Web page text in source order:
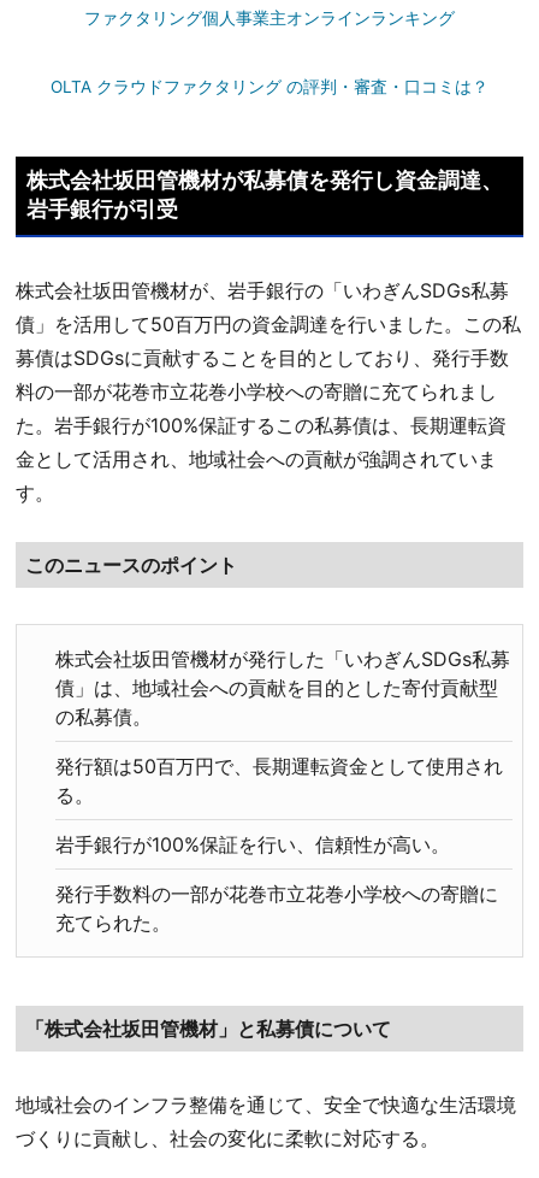
ファクタリング個人事業主オンラインランキング
OLTA クラウドファクタリング の評判・審査・口コミは？
株式会社坂田管機材が私募債を発行し資金調達、
岩手銀行が引受
株式会社坂田管機材が、岩手銀行の「いわぎんSDGs私募
債」を活用して50百万円の資金調達を行いました。この私
募債はSDGsに貢献することを目的としており、発行手数
料の一部が花巻市立花巻小学校への寄贈に充てられまし
た。岩手銀行が100%保証するこの私募債は、長期運転資
金として活用され、地域社会への貢献が強調されていま
す。
このニュースのポイント
株式会社坂田管機材が発行した「いわぎんSDGs私募
債」は、地域社会への貢献を目的とした寄付貢献型
の私募債。
発行額は50百万円で、長期運転資金として使用され
る。
岩手銀行が100%保証を行い、信頼性が高い。
発行手数料の一部が花巻市立花巻小学校への寄贈に
充てられた。
「株式会社坂田管機材」と私募債について
地域社会のインフラ整備を通じて、安全で快適な生活環境
づくりに貢献し、社会の変化に柔軟に対応する。